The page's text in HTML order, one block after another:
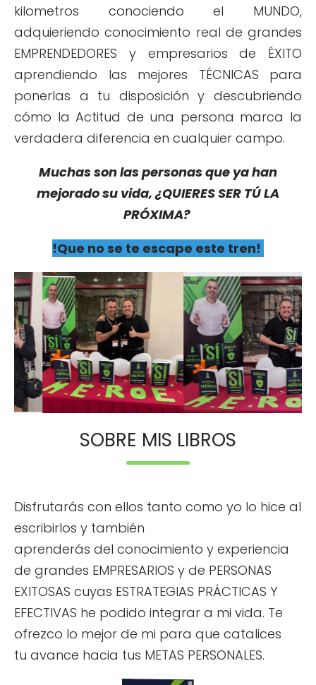
kilometros conociendo el MUNDO,
adquieriendo conocimiento real de grandes
EMPRENDEDORES y empresarios de ÉXITO
aprendiendo las mejores TÉCNICAS para
ponerlas a tu disposición y descubriendo
cómo la Actitud de una persona marca la
verdadera diferencia en cualquier campo.
Muchas son las personas que ya han
mejorado su vida, ¿QUIERES SER TÚ LA
PRÓXIMA?
!Que no se te escape este tren!
SOBRE MIS LIBROS
Disfrutarás con ellos tanto como yo lo hice al
escribirlos y también
aprenderás del conocimiento y experiencia
de grandes EMPRESARIOS y de PERSONAS
EXITOSAS cuyas ESTRATEGIAS PRÁCTICAS Y
EFECTIVAS he podido integrar a mi vida. Te
ofrezco lo mejor de mi para que catalices
tu avance hacia tus METAS PERSONALES.